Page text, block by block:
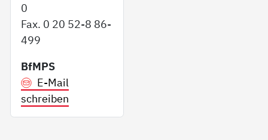
0
Fax. 0 20 52-8 86-
499
BfMPS
E-Mail
schreiben